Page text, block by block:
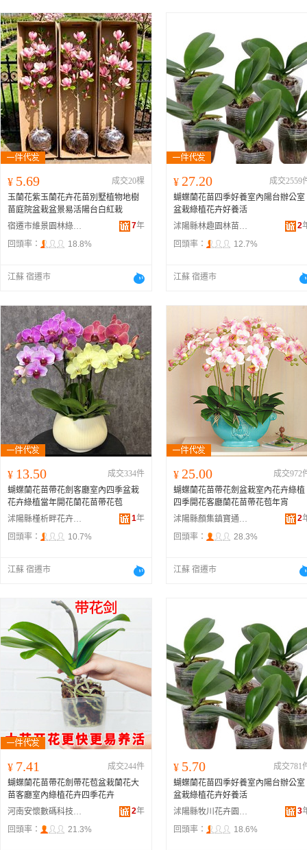
¥ 5.69
成交20棵
玉蘭花紫玉蘭花卉花苗別墅植物地樹
苗庭院盆栽盆景易活陽台白紅栽
宿遷市維景園林綠化工程有限公司
7年
回頭率：
18.8%
江蘇 宿遷市
¥ 27.20
成交2559
蝴蝶蘭花苗四季好養室內陽台辦公室
盆栽綠植花卉好養活
沭陽縣林趣園林苗木場
2
回頭率：
12.7%
江蘇 宿遷市
¥ 13.50
成交334件
蝴蝶蘭花苗帶花劍客廳室內四季盆栽
花卉綠植當年開花蘭花苗帶花苞
沭陽縣槿析畔花卉經營部
1年
回頭率：
10.7%
江蘇 宿遷市
¥ 25.00
成交972
蝴蝶蘭花苗帶花劍盆栽室內花卉綠植
四季開花客廳蘭花苗帶花苞年宵
沭陽縣顏集鎮寶通苗木場
2
回頭率：
28.3%
江蘇 宿遷市
¥ 7.41
成交244件
蝴蝶蘭花苗帶花劍帶花苞盆栽蘭花大
苗客廳室內綠植花卉四季花卉
河南安懷數碼科技有限公司
2年
回頭率：
21.3%
¥ 5.70
成交781
蝴蝶蘭花苗四季好養室內陽台辦公室
盆栽綠植花卉好養活
沭陽縣牧川花卉園藝場
3
回頭率：
18.6%